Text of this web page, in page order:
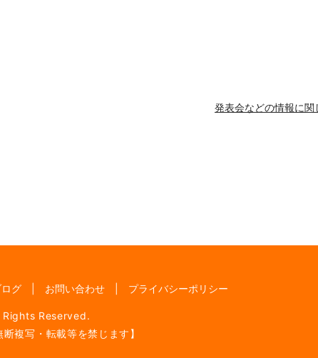
発表会などの情報に関
グ お問い合わせ プライバシーポリシー
Reserved.
複写・転載等を禁じます】